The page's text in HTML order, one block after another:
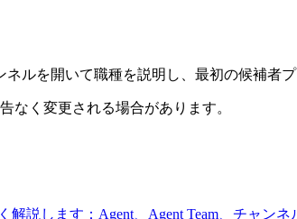
ネルを開いて職種を説明し、最初の候補者
なく変更される場合があります。
解説します：Agent、Agent Team、チャン